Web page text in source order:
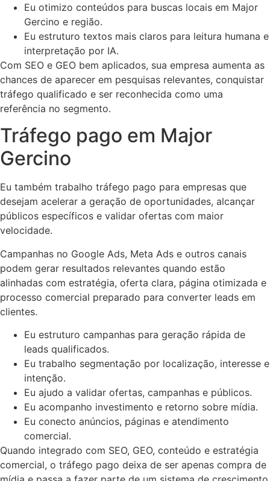
Eu otimizo conteúdos para buscas locais em Major
Gercino e região.
Eu estruturo textos mais claros para leitura humana e
interpretação por IA.
Com SEO e GEO bem aplicados, sua empresa aumenta as
chances de aparecer em pesquisas relevantes, conquistar
tráfego qualificado e ser reconhecida como uma
referência no segmento.
Tráfego pago em Major
Gercino
Eu também trabalho tráfego pago para empresas que
desejam acelerar a geração de oportunidades, alcançar
públicos específicos e validar ofertas com maior
velocidade.
Campanhas no Google Ads, Meta Ads e outros canais
podem gerar resultados relevantes quando estão
alinhadas com estratégia, oferta clara, página otimizada e
processo comercial preparado para converter leads em
clientes.
Eu estruturo campanhas para geração rápida de
leads qualificados.
Eu trabalho segmentação por localização, interesse e
intenção.
Eu ajudo a validar ofertas, campanhas e públicos.
Eu acompanho investimento e retorno sobre mídia.
Eu conecto anúncios, páginas e atendimento
comercial.
Quando integrado com SEO, GEO, conteúdo e estratégia
comercial, o tráfego pago deixa de ser apenas compra de